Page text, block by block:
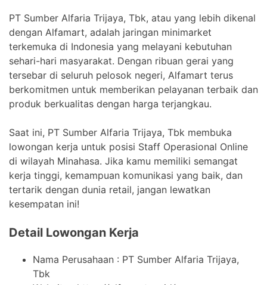
PT Sumber Alfaria Trijaya, Tbk, atau yang lebih dikenal
dengan Alfamart, adalah jaringan minimarket
terkemuka di Indonesia yang melayani kebutuhan
sehari-hari masyarakat. Dengan ribuan gerai yang
tersebar di seluruh pelosok negeri, Alfamart terus
berkomitmen untuk memberikan pelayanan terbaik dan
produk berkualitas dengan harga terjangkau.
Saat ini, PT Sumber Alfaria Trijaya, Tbk membuka
lowongan kerja untuk posisi Staff Operasional Online
di wilayah Minahasa. Jika kamu memiliki semangat
kerja tinggi, kemampuan komunikasi yang baik, dan
tertarik dengan dunia retail, jangan lewatkan
kesempatan ini!
Detail Lowongan Kerja
Nama Perusahaan : PT Sumber Alfaria Trijaya,
Tbk